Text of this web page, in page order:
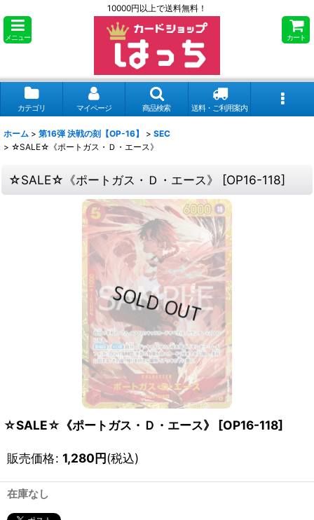
10000円以上で送料無料！
メニュー カート
カテゴリ マイページ 商品検索 送料・ご利用案内
ホーム > 第16弾 決戦の刻【OP-16】 > SEC
> ☆SALE☆《ポートガス・Ｄ・エース》
☆SALE☆《ポートガス・Ｄ・エース》 [OP16-118]
☆SALE☆《ポートガス・Ｄ・エース》 [OP16-118]
販売価格: 1,280円(税込)
在庫なし